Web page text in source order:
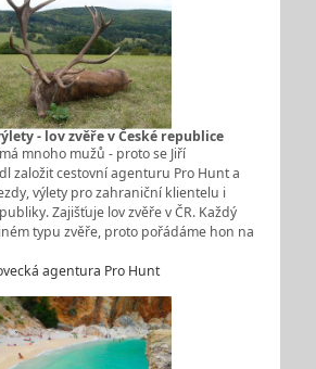
- lov zvěře v České republice
mnoho mužů - proto se Jiří
založit cestovní agenturu Pro Hunt a
výlety pro zahraniční klientelu i
Zajišťuje lov zvěře v ČR. Každý
typu zvěře, proto pořádáme hon na
agentura Pro Hunt